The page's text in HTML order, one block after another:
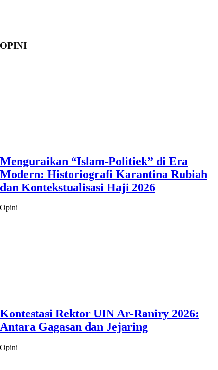
OPINI
Menguraikan “Islam-Politiek” di Era
Modern: Historiografi Karantina Rubiah
dan Kontekstualisasi Haji 2026
Opini
Kontestasi Rektor UIN Ar-Raniry 2026:
Antara Gagasan dan Jejaring
Opini